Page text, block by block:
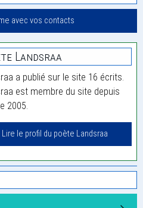
avec vos contacts
Landsraa
a publié sur le site 16 écrits.
est membre du site depuis
2005.
Lire le profil du poète Landsraa